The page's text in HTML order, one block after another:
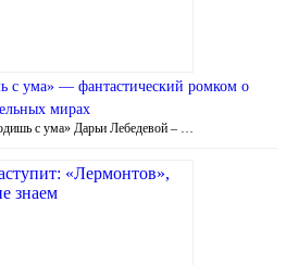
с ума» — фантастический ромком о
мирах
с ума» Дарьи Лебедевой – …